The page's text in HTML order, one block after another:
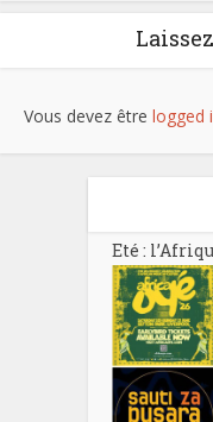
Vous devez être logged
Eté :